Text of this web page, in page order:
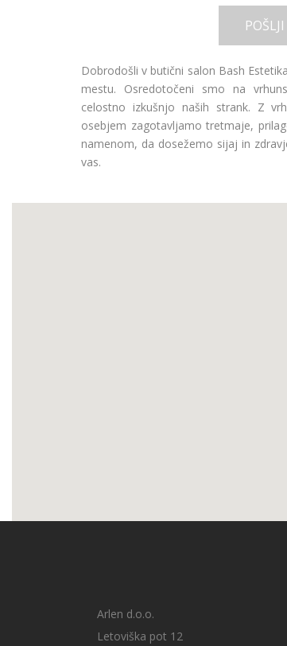
Dobrodošli v butični salon Bash
mestu. Osredotočeni smo na
celostno izkušnjo naših strank. Z
osebjem zagotavljamo tretmaje,
namenom, da dosežemo sijaj in
vas.
Arlen d.o.o.
Letoviška pot 12